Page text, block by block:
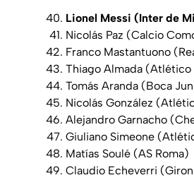
Lionel Messi (Inter de
Nicolás Paz (Calcio
Franco Mastantuono
Thiago Almada
Tomás Aranda (Boca
Nicolás González
Alejandro Garnacho
Giuliano Simeone
Matías Soulé (AS Roma)
Claudio Echeverri